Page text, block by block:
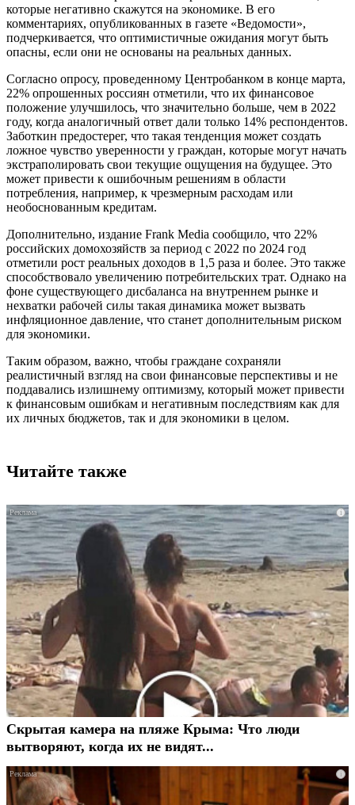
которые негативно скажутся на экономике. В его
комментариях, опубликованных в газете «Ведомости»,
подчеркивается, что оптимистичные ожидания могут быть
опасны, если они не основаны на реальных данных.
Согласно опросу, проведенному Центробанком в конце марта,
22% опрошенных россиян отметили, что их финансовое
положение улучшилось, что значительно больше, чем в 2022
году, когда аналогичный ответ дали только 14% респондентов.
Заботкин предостерег, что такая тенденция может создать
ложное чувство уверенности у граждан, которые могут начать
экстраполировать свои текущие ощущения на будущее. Это
может привести к ошибочным решениям в области
потребления, например, к чрезмерным расходам или
необоснованным кредитам.
Дополнительно, издание Frank Media сообщило, что 22%
российских домохозяйств за период с 2022 по 2024 год
отметили рост реальных доходов в 1,5 раза и более. Это также
способствовало увеличению потребительских трат. Однако на
фоне существующего дисбаланса на внутреннем рынке и
нехватки рабочей силы такая динамика может вызвать
инфляционное давление, что станет дополнительным риском
для экономики.
Таким образом, важно, чтобы граждане сохраняли
реалистичный взгляд на свои финансовые перспективы и не
поддавались излишнему оптимизму, который может привести
к финансовым ошибкам и негативным последствиям как для
их личных бюджетов, так и для экономики в целом.
Читайте также
i
Скрытая камера на пляже Крыма: Что люди
вытворяют, когда их не видят...
i